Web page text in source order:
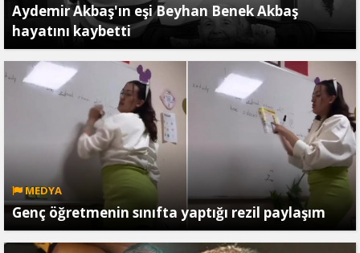
Aydemir Akbaş'ın eşi Beyhan Benek Akbaş
hayatını kaybetti
MEDYA
Genç öğretmenin sınıfta yaptığı rezil paylaşım